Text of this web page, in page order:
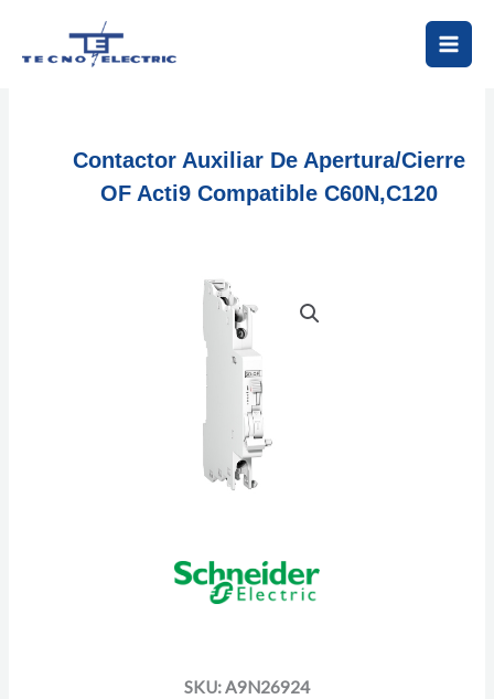
Contactor Auxiliar De Apertura/cierre
OF Acti9 Compatible C60N,C120
SKU: A9N26924